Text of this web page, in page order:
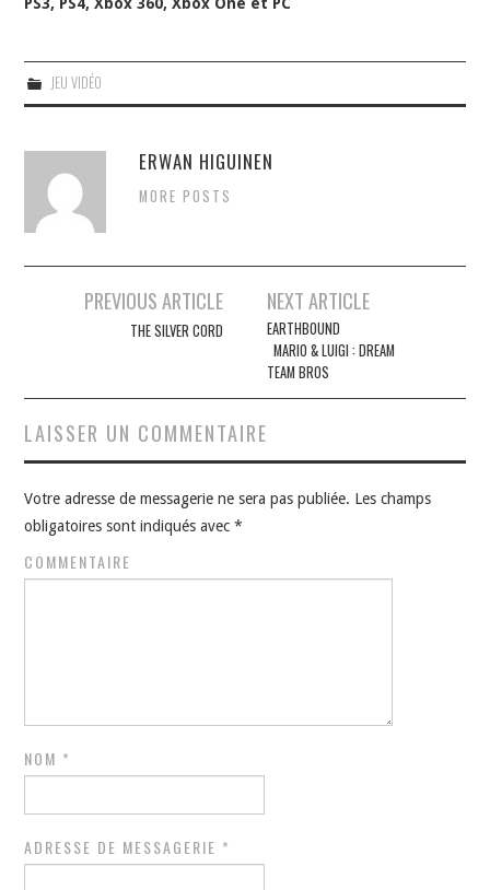
PS3, PS4, Xbox 360, Xbox One et PC
JEU VIDÉO
ERWAN HIGUINEN
MORE POSTS
Navigation
PREVIOUS ARTICLE
THE SILVER CORD
NEXT ARTICLE
EARTHBOUND
MARIO & LUIGI : DREAM
TEAM BROS
LAISSER UN COMMENTAIRE
Votre adresse de messagerie ne sera pas publiée. Les champs
obligatoires sont indiqués avec*
COMMENTAIRE
NOM *
ADRESSE DE MESSAGERIE *